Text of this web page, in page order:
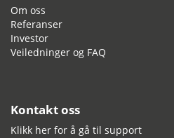
Om oss
Referanser
Investor
Veiledninger og FAQ
Kontakt oss
Klikk her for å gå til support